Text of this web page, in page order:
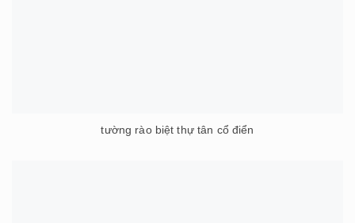
tường rào biệt thự tân cổ điển